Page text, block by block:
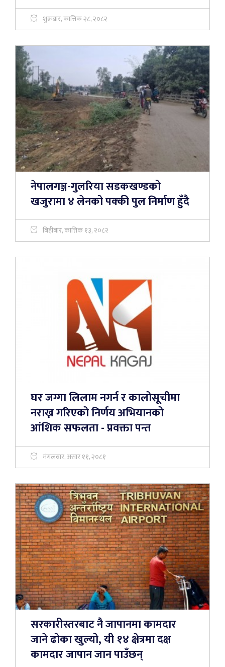
शुक्रबार, कात्तिक २८, २०८२
नेपालगञ्ज-गुलरिया सडकखण्डको
खजुरामा ४ लेनको पक्की पुल निर्माण हुँदै
बिहीबार, कात्तिक १३, २०८२
घर जग्गा लिलाम नगर्न र कालोसूचीमा
नराख्न गरिएको निर्णय अभियानको
आंशिक सफलता - प्रवक्ता पन्त
मंगलबार, असार ११, २०८१
सरकारीस्तरबाट नै जापानमा कामदार
जाने ढोका खुल्यो, यी १४ क्षेत्रमा दक्ष
कामदार जापान जान पाउँछन्